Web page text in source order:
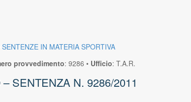
SENTENZE IN MATERIA SPORTIVA
provvedimento: 9286 • Ufficio: T.A.R.
SENTENZA N. 9286/2011